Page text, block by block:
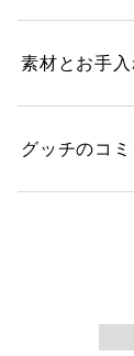
素材とお手
グッチのコ